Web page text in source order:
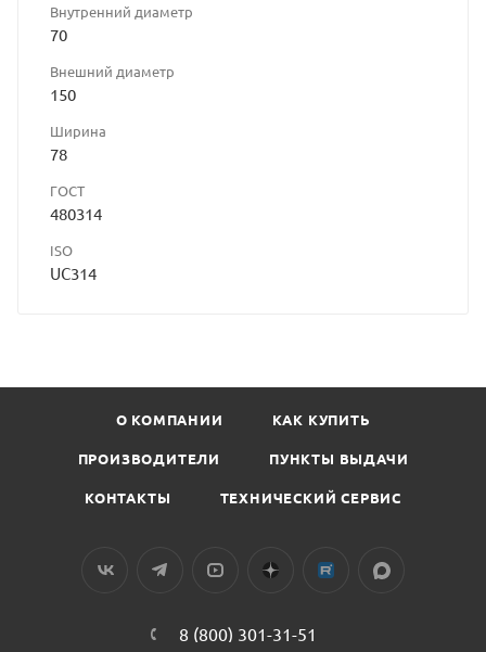
Внутренний диаметр
70
Внешний диаметр
150
Ширина
78
ГОСТ
480314
ISO
UC314
О КОМПАНИИ КАК КУПИТЬ
ПРОИЗВОДИТЕЛИ ПУНКТЫ ВЫДАЧИ
КОНТАКТЫ ТЕХНИЧЕСКИЙ СЕРВИС
8 (800) 301-31-51